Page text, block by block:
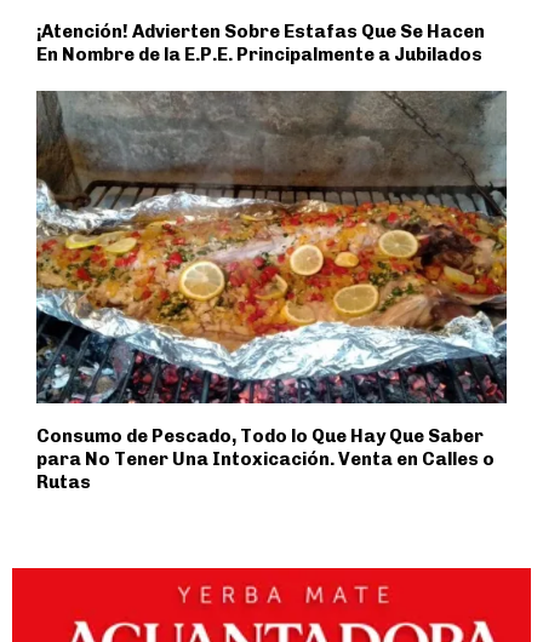
¡Atención! Advierten Sobre Estafas Que Se Hacen
En Nombre de la E.P.E. Principalmente a Jubilados
Consumo de Pescado, Todo lo Que Hay Que Saber
para No Tener Una Intoxicación. Venta en Calles o
Rutas